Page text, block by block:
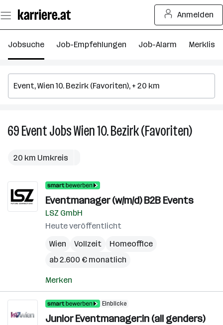
Seiteninhalt
springen
Anmelden
Jobsuche Job-Empfehlungen Job-Alarm Merkliste
69EventJobsWien 10. Bezirk (Favoriten)69
Bezirk
20 km Umkreis
Eventmanager (w/m/d) B2B Events
LSZ GmbH
Heute veröffentlicht
Wien
Vollzeit
Homeoffice
ab 2.600 € monatlich
Merken
Einblicke
Junior Eventmanager:in (all genders)